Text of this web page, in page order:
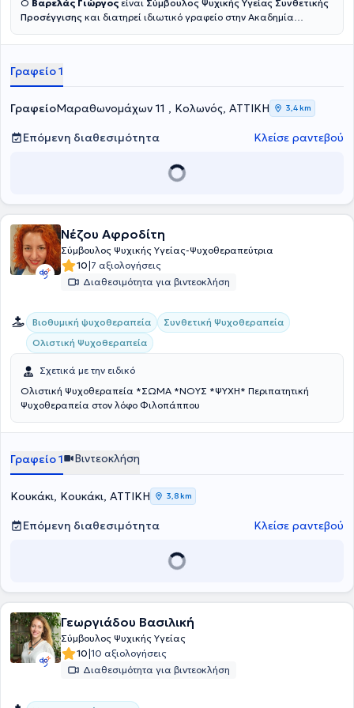
Ο Βαρελάς Γιώργος είναι Σύμβουλος Ψυχικής Υγείας Συνθετικής
Προσέγγισης και διατηρεί ιδιωτικό γραφείο στην Ακαδημία
Psychotherapy in Scotland) στο Athens Synthesis Center, έχει
Ινστιτούτου Ομαδικής Ανάλυσης 'S.H.Foulkes' και είναι μέλος της
Ελληνικής Εταιρίας Συμβουλευτικής. Σήμερα εργάζεται ως
Σύμβουλος Ψυχική Υγείας σε ατομικές συνεδρίες ενηλίκων δια
ζώσης και διαδικτυακά.
Γραφείο 1
ΓραφείοΜαραθωνομάχων 11 , Κολωνός, ΑΤΤΙΚΗ 3,4 km
Επόμενη διαθεσιμότητα Κλείσε ραντεβού
Νέζου Αφροδίτη
Σύμβουλος Ψυχικής Υγείας-Ψυχοθεραπεύτρια
10|7 αξιολογήσεις
Διαθεσιμότητα για βιντεοκλήση
Βιοθυμική ψυχοθεραπεία
Συνθετική Ψυχοθεραπεία
Ολιστική Ψυχοθεραπεία
Σχετικά με την ειδικό
Ολιστική Ψυχοθεραπεία *ΣΩΜΑ *ΝΟΥΣ *ΨΥΧΗ* Περιπατητική
Ψυχοθεραπεία στον λόφο Φιλοπάππου
Γραφείο 1 Βιντεοκλήση
Κουκάκι, Κουκάκι, ΑΤΤΙΚΗ 3,8 km
Επόμενη διαθεσιμότητα Κλείσε ραντεβού
Γεωργιάδου Βασιλική
Σύμβουλος Ψυχικής Υγείας
10|10 αξιολογήσεις
Διαθεσιμότητα για βιντεοκλήση